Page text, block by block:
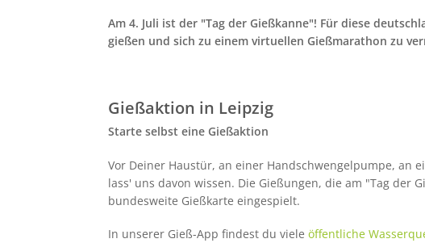
Am 4. Juli ist der "Tag der Gießkanne"! Für diese
gießen und sich zu einem virtuellen Gießmarathon zu
Gießaktion in Leipzig
Starte selbst eine Gießaktion
Vor Deiner Haustür, an einer Handschwengelpumpe, an
lass' uns davon wissen. Die Gießungen, die am "Tag
bundesweite Gießkarte eingespielt.
In unserer Gieß-App findest du viele öffentliche